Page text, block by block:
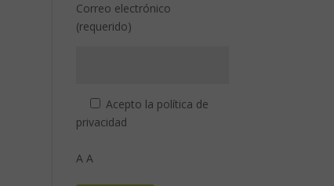
Correo electrónico
(requerido)
Acepto la política de
privacidad
A A